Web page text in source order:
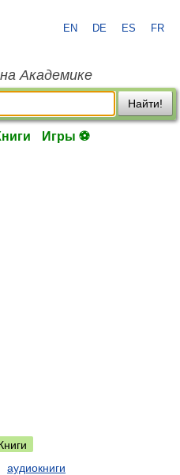
EN DE ES FR
Академике
Найти!
Игры ⚽
аудиокниги